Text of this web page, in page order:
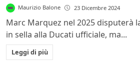
Maurizio Balone 23 Dicembre 2024
Marc Marquez nel 2025 disputerà
in sella alla Ducati ufficiale, ma...
Leggi di più